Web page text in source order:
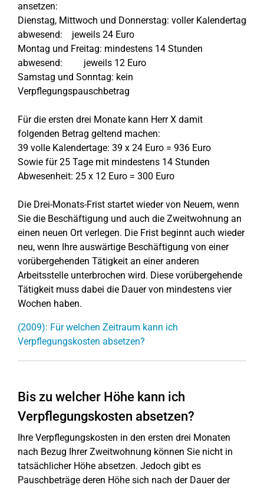
ansetzen:
Dienstag, Mittwoch und Donnerstag: voller Kalendertag
abwesend: jeweils 24 Euro
Montag und Freitag: mindestens 14 Stunden
abwesend: jeweils 12 Euro
Samstag und Sonntag: kein
Verpflegungspauschbetrag
Für die ersten drei Monate kann Herr X damit
folgenden Betrag geltend machen:
39 volle Kalendertage: 39 x 24 Euro = 936 Euro
Sowie für 25 Tage mit mindestens 14 Stunden
Abwesenheit: 25 x 12 Euro = 300 Euro
Die Drei-Monats-Frist startet wieder von Neuem, wenn
Sie die Beschäftigung und auch die Zweitwohnung an
einen neuen Ort verlegen. Die Frist beginnt auch wieder
neu, wenn Ihre auswärtige Beschäftigung von einer
vorübergehenden Tätigkeit an einer anderen
Arbeitsstelle unterbrochen wird. Diese vorübergehende
Tätigkeit muss dabei die Dauer von mindestens vier
Wochen haben.
(2009): Für welchen Zeitraum kann ich
Verpflegungskosten absetzen?
Bis zu welcher Höhe kann ich
Verpflegungskosten absetzen?
Ihre Verpflegungskosten in den ersten drei Monaten
nach Bezug Ihrer Zweitwohnung können Sie nicht in
tatsächlicher Höhe absetzen. Jedoch gibt es
Pauschbeträge deren Höhe sich nach der Dauer der